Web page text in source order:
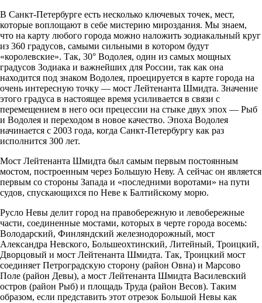
В Санкт-Петербурге есть несколько ключевых точек, мест,
которые воплощают в себе мистерию мироздания. Мы знаем,
что на карту любого города можно наложить зодиакальный круг
из 360 градусов, самыми сильными в котором будут
«королевские». Так, 30° Водолея, один из самых мощных
градусов Зодиака и важнейших для России, так как она
находится под знаком Водолея, проецируется в карте города на
очень интересную точку — мост Лейтенанта Шмидта. Значение
этого градуса в настоящее время усиливается в связи с
перемещением в него оси прецессии на стыке двух эпох — Рыб
и Водолея и переходом в новое качество. Эпоха Водолея
начинается с 2003 года, когда Санкт-Петербургу как раз
исполнится 300 лет.
Мост Лейтенанта Шмидта был самым первым постоянным
мостом, построенным через Большую Неву. А сейчас он является
первым со стороны Запада и «последними воротами» на пути
судов, спускающихся по Неве к Балтийскому морю.
Русло Невы делит город на правобережную и левобережные
части, соединенные мостами, которых в черте города восемь:
Володарский, Финляндский железнодорожный, мост
Александра Невского, Большеохтинский, Литейный, Троицкий,
Дворцовый и мост Лейтенанта Шмидта. Так, Троицкий мост
соединяет Петроградскую сторону (район Овна) и Марсово
Поле (район Девы), а мост Лейтенанта Шмидта Василевский
остров (район Рыб) и площадь Труда (район Весов). Таким
образом, если представить этот отрезок Большой Невы как